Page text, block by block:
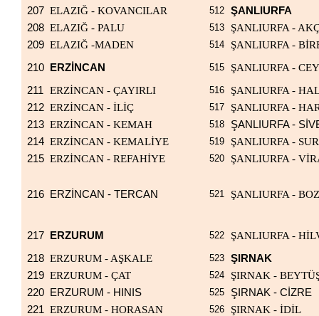
207 ELAZIĞ - KOVANCILAR 512
ŞANLIURFA
208 ELAZIĞ - PALU 513
ŞANLIURFA -
209 ELAZIĞ -MADEN 514
ŞANLIURFA -
210
ERZİNCAN 515
ŞANLIURFA -
211
ERZİNCAN - ÇAYIRLI 516
ŞANLIURFA -
212 ERZİNCAN - İLİÇ 517
ŞANLIURFA -
213 ERZİNCAN - KEMAH 518
ŞANLIURFA -
214 ERZİNCAN - KEMALİYE 519
ŞANLIURFA -
215 ERZİNCAN - REFAHİYE 520 ŞANLIURFA -
216 ERZİNCAN - TERCAN 521 ŞANLIURFA -
217 ERZURUM 522
ŞANLIURFA -
218 ERZURUM - AŞKALE 523
ŞIRNAK
219 ERZURUM - ÇAT 524
ŞIRNAK -
220
ERZURUM - HINIS 525
ŞIRNAK - CİZRE
221 ERZURUM - HORASAN 526 ŞIRNAK - İDİL